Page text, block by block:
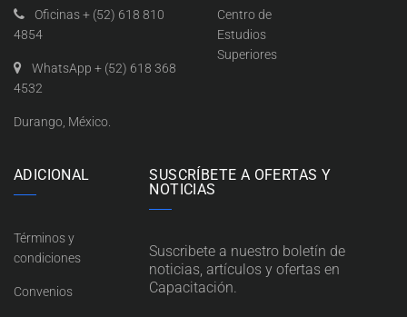
Oficinas + (52) 618 810
4854
WhatsApp + (52) 618 368
4532
Durango, México.
Centro de
Estudios
Superiores
ADICIONAL
Términos y
condiciones
Convenios
SUSCRÍBETE A OFERTAS Y
NOTICIAS
Suscribete a nuestro boletín de
noticias, artículos y ofertas en
Capacitación.